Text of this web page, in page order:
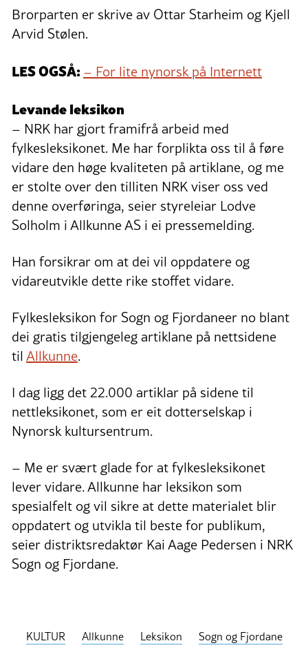
Brorparten er skrive av Ottar Starheim og Kjell
Arvid Stølen.
LES OGSÅ:– For lite nynorsk på Internett
Levande leksikon
– NRK har gjort framifrå arbeid med
fylkesleksikonet. Me har forplikta oss til å føre
vidare den høge kvaliteten på artiklane, og me
er stolte over den tilliten NRK viser oss ved
denne overføringa, seier styreleiar Lodve
Solholm i Allkunne AS i ei pressemelding.
Han forsikrar om at dei vil oppdatere og
vidareutvikle dette rike stoffet vidare.
Fylkesleksikon for Sogn og Fjordaneer no blant
dei gratis tilgjengeleg artiklane på nettsidene
tilAllkunne.
I dag ligg det 22.000 artiklar på sidene til
nettleksikonet, som er eit dotterselskap i
Nynorsk kultursentrum.
– Me er svært glade for at fylkesleksikonet
lever vidare. Allkunne har leksikon som
spesialfelt og vil sikre at dette materialet blir
oppdatert og utvikla til beste for publikum,
seier distriktsredaktør Kai Aage Pedersen i NRK
Sogn og Fjordane.
KULTUR Allkunne Leksikon Sogn og Fjordane